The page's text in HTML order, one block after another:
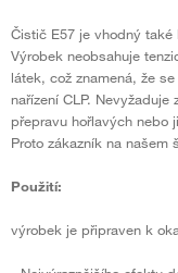
Čistič E57 je vhodný
Výrobek neobsahuje
látek, což znamená, že
nařízení CLP.
přepravu hořlavých nebo
Proto zákazník na našem
Použití:
výrobek je připraven k